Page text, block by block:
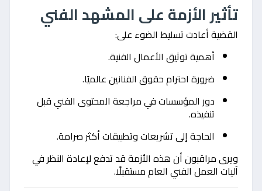
تأثير الأزمة على المشهد الفني
القضية أعادت تسليط الضوء على:
أهمية توثيق الأعمال الفنية.
ضرورة احترام حقوق الفنانين عالميًا.
دور المؤسسات في مراجعة المحتوى الفني قبل
تنفيذه.
الحاجة إلى تشريعات وتطبيقات أكثر صرامة.
ويرى مراقبون أن هذه الأزمة قد تدفع لإعادة النظر في
آليات العمل الفني العام مستقبلًا.